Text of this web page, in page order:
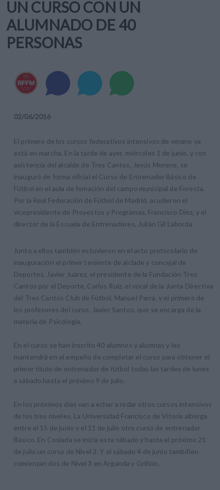
UN CURSO CON UN
ALUMNADO DE 40
PERSONAS
02/06/2016
El primero de los cursos federativos intensivos de verano ya
está en marcha. En la tarde de ayer, miércoles 1 de junio, y con
asistencia del alcalde de Tres Cantos, Jesús Moreno, se
inauguró de forma oficial el Curso de Entrenador Básico de
Fútbol en el aula de fomación del campo municipal de Foresta.
Por la Real Federación de Fútbol de Madrid, acudieron el
vicepresidente de Proyestos y Programas, Francisco Díez, y el
director de la Escuela de Entrenadores, Julián Gil Laborda
Junto a ellos también estuvieron en el acto protocolario de
inauguración el primer teniente de alclade y concejal de
Deportes, Javier Juárez, el presidente de la Fundación Tres
Cantos por el Deporte, Carlos Ruiz, el vocal de la Junta Directiva
del Tres Cantos Club de Fútbol, Manuel Parra, y el primero de
los profesores del curso, Javier Santos, que se encarga de la
matería de Psicología.
En el curso se han inscrito 40 alumnos y alumnas y les
mantendrá en el empeño de completar el curso para obtener el
primer título de entrenador de fútbol todas las tardes de lunes
a sábado hasta el próximo 9 de julio.
En los próximos días van a echar a rodar otros cursos intensivos
de los tres niveles. La Universidad Francisco de Vitoria alberga
entre el 15 de junio y el 11 de julio otro curso de entrenador
Básico. En Coslada se inicia este sábado y hasta el próximo 21
de julio un curso de Nivel 2. Y el sábado 4 de junio tambiñen
comienzan dos de Nivel 3 en Arganda y Griñón.